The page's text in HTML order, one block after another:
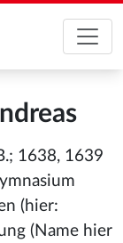
1638, 1639
(hier:
(Name hier